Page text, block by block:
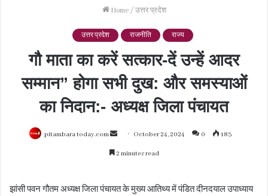
Home / उत्तर प्रदेश
उत्तर प्रदेश राजनीति राज्य
गौ माता का करें सत्कार-दें उन्हें आदर
सम्मान” होगा सभी दुख: और समस्याओं
का निदान:- अध्यक्ष जिला पंचायत
pitambara today.com
Send October 24, 2024 0 183
2 minutes read
झांसी पवन गौतम अध्यक्ष जिला पंचायत के मुख्य आतिथ्य में पंडित दीनदयाल उपाध्याय